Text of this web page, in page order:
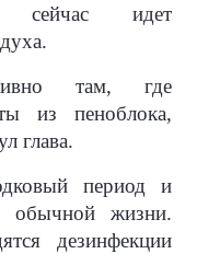
сейчас идет
там, где
из пеноблока,
глава.
период и
обычной жизни.
дезинфекции